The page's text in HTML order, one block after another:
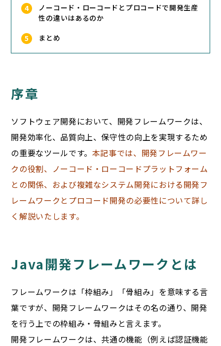
ノーコード・ローコードとプロコードで開発生産
性の違いはあるのか
まとめ
序章
ソフトウェア開発において、開発フレームワークは、
開発効率化、品質向上、保守性の向上を実現するため
の重要なツールです。 本記事では、開発フレームワー
クの役割、ノーコード・ローコードプラットフォーム
との関係、および複雑なシステム開発における開発フ
レームワークとプロコード開発の必要性について詳し
く解説いたします。
Java開発フレームワークとは
フレームワークは「枠組み」「骨組み」を意味する言
葉ですが、開発フレームワークはその名の通り、開発
を行う上での枠組み・骨組みと言えます。
開発フレームワークは、共通の機能（例えば認証機能